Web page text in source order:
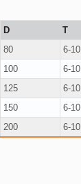
D T
80
6-10
100
6-10
125
6-10
150
6-10
200
6-10